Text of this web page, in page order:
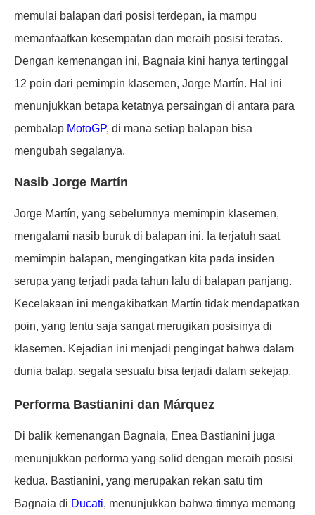
memulai balapan dari posisi terdepan, ia mampu
memanfaatkan kesempatan dan meraih posisi teratas.
Dengan kemenangan ini, Bagnaia kini hanya tertinggal
12 poin dari pemimpin klasemen, Jorge Martín. Hal ini
menunjukkan betapa ketatnya persaingan di antara para
pembalap MotoGP, di mana setiap balapan bisa
mengubah segalanya.
Nasib Jorge Martín
Jorge Martín, yang sebelumnya memimpin klasemen,
mengalami nasib buruk di balapan ini. Ia terjatuh saat
memimpin balapan, mengingatkan kita pada insiden
serupa yang terjadi pada tahun lalu di balapan panjang.
Kecelakaan ini mengakibatkan Martín tidak mendapatkan
poin, yang tentu saja sangat merugikan posisinya di
klasemen. Kejadian ini menjadi pengingat bahwa dalam
dunia balap, segala sesuatu bisa terjadi dalam sekejap.
Performa Bastianini dan Márquez
Di balik kemenangan Bagnaia, Enea Bastianini juga
menunjukkan performa yang solid dengan meraih posisi
kedua. Bastianini, yang merupakan rekan satu tim
Bagnaia di Ducati, menunjukkan bahwa timnya memang